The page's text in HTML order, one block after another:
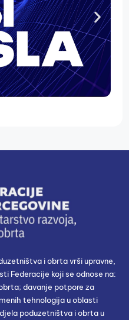
i obrta vrši upravne,
Federacije koji se odnose na:
davanje potpore za
tehnologija u oblasti
poduzetništva i obrta u